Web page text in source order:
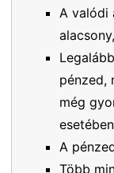
A valódi
pénzed,
még
A
Több